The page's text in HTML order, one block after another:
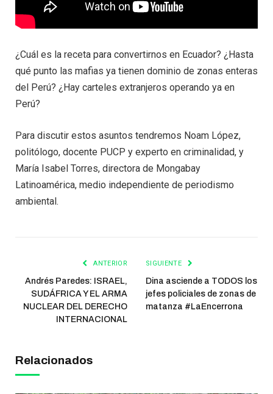
¿Cuál es la receta para convertirnos en Ecuador? ¿Hasta
qué punto las mafias ya tienen dominio de zonas enteras
del Perú? ¿Hay carteles extranjeros operando ya en
Perú?
Para discutir estos asuntos tendremos Noam López,
politólogo, docente PUCP y experto en criminalidad, y
María Isabel Torres, directora de Mongabay
Latinoamérica, medio independiente de periodismo
ambiental.
ANTERIOR
Andrés Paredes: ISRAEL,
SUDÁFRICA Y EL ARMA
NUCLEAR DEL DERECHO
INTERNACIONAL
SIGUIENTE
Dina asciende a TODOS los
jefes policiales de zonas de
matanza #LaEncerrona
Relacionados